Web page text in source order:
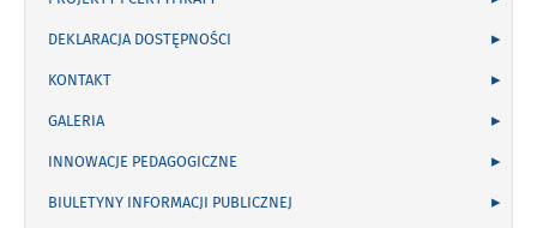
DEKLARACJA DOSTĘPNOŚCI
KONTAKT
GALERIA
INNOWACJE PEDAGOGICZNE
BIULETYNY INFORMACJI PUBLICZNEJ